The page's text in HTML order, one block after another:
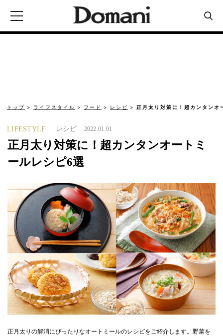
トップ ライフスタイル フード レシピ 正月太り対策に！超カンタンオ
LIFESTYLE レシピ 2022.01.01
正月太り対策に！超カンタンオートミ
ールレシピ6選
正月太りの解消にぴったりなオートミールのレシピをご紹介します。野菜を